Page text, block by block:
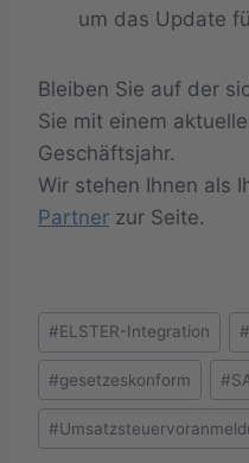
um das Update
Bleiben Sie auf der
Sie mit einem
Geschäftsjahr.
Wir stehen Ihnen als
Partner zur Seite.
Schlagworte:
#ELSTER-Integration #
#gesetzeskonform #
#